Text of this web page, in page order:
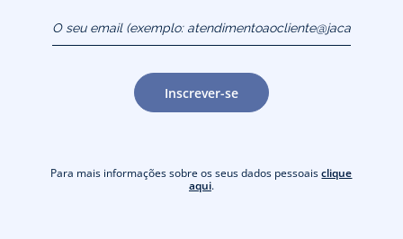
atendimentoaocliente@jacadi.pt)
Inscrever-se
Para mais informações sobre os seus dados pessoaisclique
aqui.